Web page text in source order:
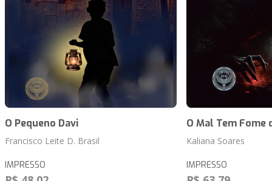
O Pequeno Davi
Francisco Leite D. Brasil
IMPRESSO
O Mal Tem Fome
Kaliana Soares
IMPRESSO